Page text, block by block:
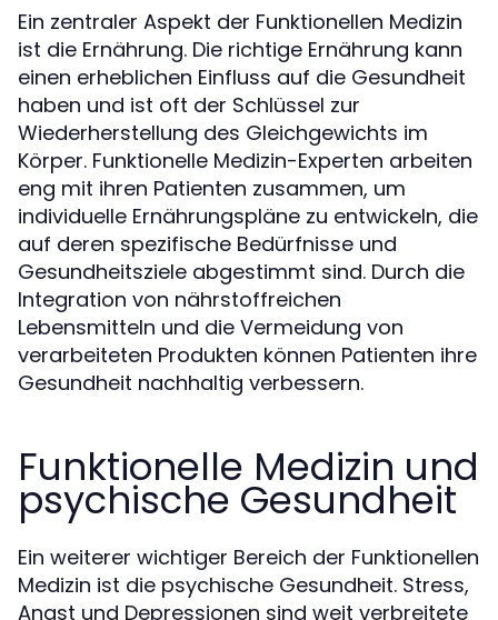
Ein zentraler Aspekt der Funktionellen Medizin
ist die Ernährung. Die richtige Ernährung kann
einen erheblichen Einfluss auf die Gesundheit
haben und ist oft der Schlüssel zur
Wiederherstellung des Gleichgewichts im
Körper. Funktionelle Medizin-Experten arbeiten
eng mit ihren Patienten zusammen, um
individuelle Ernährungspläne zu entwickeln, die
auf deren spezifische Bedürfnisse und
Gesundheitsziele abgestimmt sind. Durch die
Integration von nährstoffreichen
Lebensmitteln und die Vermeidung von
verarbeiteten Produkten können Patienten ihre
Gesundheit nachhaltig verbessern.
Funktionelle Medizin und
psychische Gesundheit
Ein weiterer wichtiger Bereich der Funktionellen
Medizin ist die psychische Gesundheit. Stress,
Angst und Depressionen sind weit verbreitete